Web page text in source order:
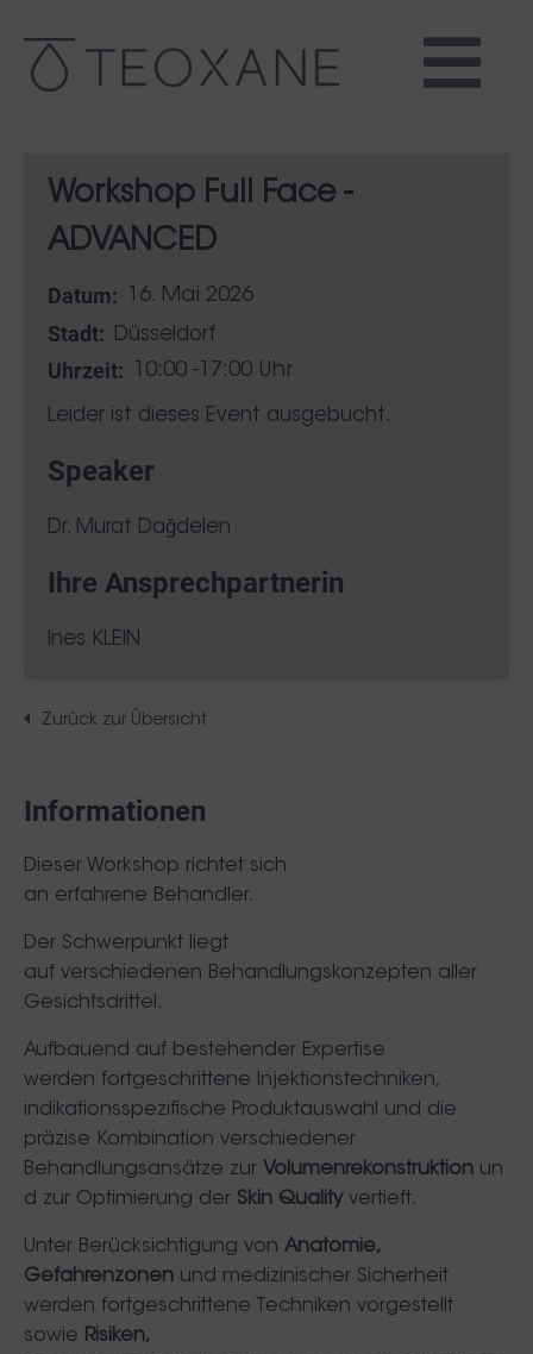
Zurück zur Übersicht
Informationen
Dieser Workshop richtet sich
an erfahrene Behandler.
Der Schwerpunkt liegt
auf verschiedenen Behandlungskonzepten aller
Gesichtsdrittel.
Aufbauend auf bestehender Expertise
werden fortgeschrittene Injektionstechniken,
indikationsspezifische Produktauswahl und die
präzise Kombination verschiedener
Behandlungsansätze zur Volumenrekonstruktion un
d zur Optimierung der Skin Qualityvertieft.
Unter Berücksichtigung von Anatomie,
Gefahrenzonen und medizinischer Sicherheit
werden fortgeschrittene Techniken vorgestellt
sowie
Risiken,
Workshop Full Face -
ADVANCED
Datum: 16. Mai 2026
Stadt: Düsseldorf
Uhrzeit: 10:00 -17:00 Uhr
Leider ist dieses Event ausgebucht.
Speaker
Dr. Murat Dağdelen
Ihre Ansprechpartnerin
Ines KLEIN